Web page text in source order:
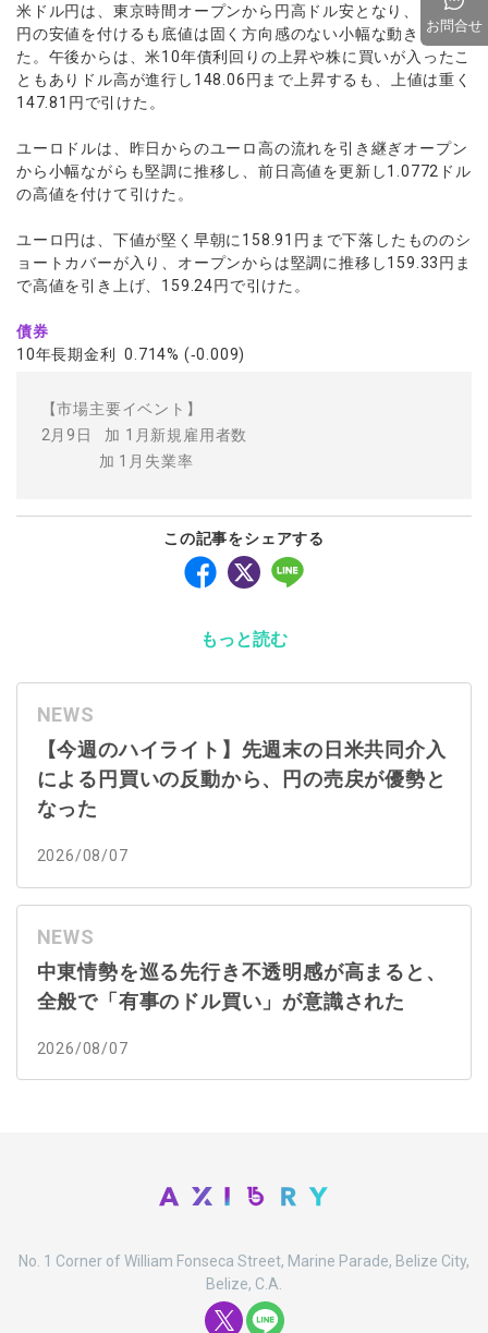
米ドル円は、東京時間オープンから円高ドル安となり、147.71
円の安値を付けるも底値は固く方向感のない小幅な動きとなっ
た。午後からは、米10年債利回りの上昇や株に買いが入ったこ
ともありドル高が進行し148.06円まで上昇するも、上値は重く
147.81円で引けた。
ユーロドルは、昨日からのユーロ高の流れを引き継ぎオープン
から小幅ながらも堅調に推移し、前日高値を更新し1.0772ドル
の高値を付けて引けた。
ユーロ円は、下値が堅く早朝に158.91円まで下落したもののシ
ョートカバーが入り、オープンからは堅調に推移し159.33円ま
で高値を引き上げ、159.24円で引けた。
債券
10年長期金利 0.714% (‐0.009)
【市場主要イベント】
2月9日 加 1月新規雇用者数
加 1月失業率
この記事をシェアする
もっと読む
NEWS
【今週のハイライト】先週末の日米共同介入
による円買いの反動から、円の売戻が優勢と
なった
2026/08/07
NEWS
中東情勢を巡る先行き不透明感が高まると、
全般で「有事のドル買い」が意識された
2026/08/07
No. 1 Corner of William Fonseca Street, Marine Parade, Belize City,
Belize, C.A.
お問合せ